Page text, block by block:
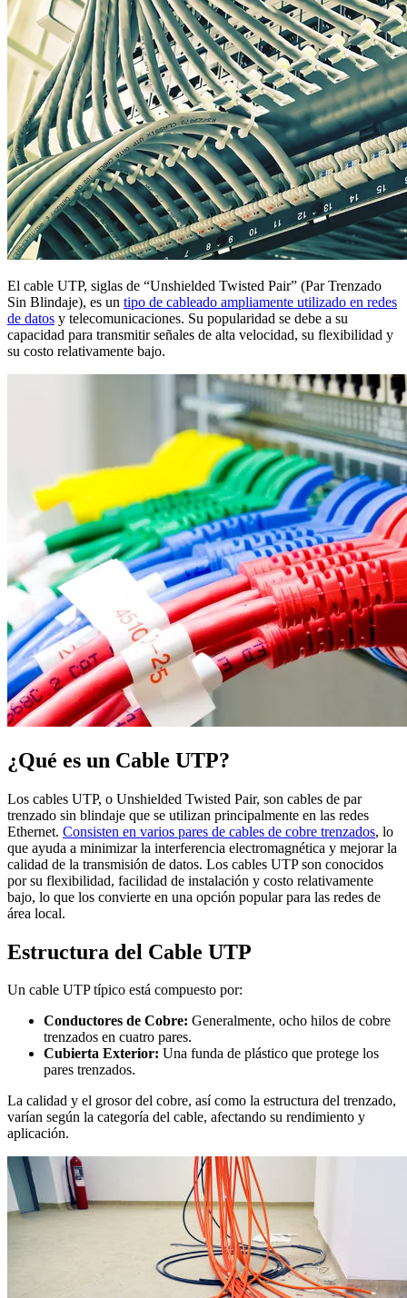
El cable UTP, siglas de “Unshielded Twisted Pair” (Par Trenzado
Sin Blindaje), es un tipo de cableado ampliamente utilizado en redes
de datos y telecomunicaciones. Su popularidad se debe a su
capacidad para transmitir señales de alta velocidad, su flexibilidad y
su costo relativamente bajo.
¿Qué es un Cable UTP?
Los cables UTP, o Unshielded Twisted Pair, son cables de par
trenzado sin blindaje que se utilizan principalmente en las redes
Ethernet. Consisten en varios pares de cables de cobre trenzados, lo
que ayuda a minimizar la interferencia electromagnética y mejorar la
calidad de la transmisión de datos. Los cables UTP son conocidos
por su flexibilidad, facilidad de instalación y costo relativamente
bajo, lo que los convierte en una opción popular para las redes de
área local.
Estructura del Cable UTP
Un cable UTP típico está compuesto por:
Conductores de Cobre: Generalmente, ocho hilos de cobre
trenzados en cuatro pares.
Cubierta Exterior: Una funda de plástico que protege los
pares trenzados.
La calidad y el grosor del cobre, así como la estructura del trenzado,
varían según la categoría del cable, afectando su rendimiento y
aplicación.